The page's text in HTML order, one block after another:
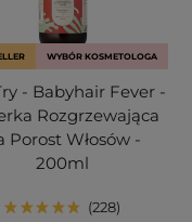
WYBÓR KOSMETOLOGA
- Babyhair Fever -
Rozgrzewająca
Porost Włosów -
200ml
228